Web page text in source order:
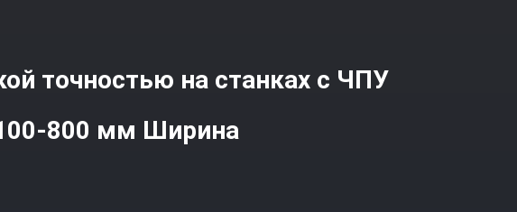
точностью на станках с ЧПУ
800 мм Ширина